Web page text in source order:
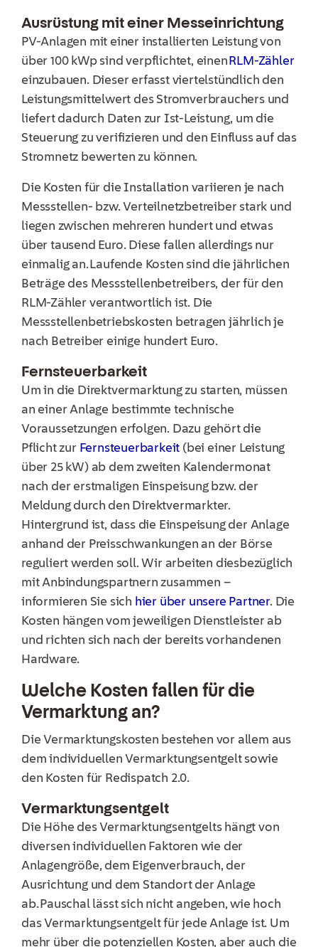
Ausrüstung mit einer Messeinrichtung
PV-Anlagen mit einer installierten Leistung von
über 100 kWp sind verpflichtet, einenRLM-Zähler
einzubauen. Dieser erfasst viertelstündlich den
Leistungsmittelwert des Stromverbrauchers und
liefert dadurch Daten zur Ist-Leistung, um die
Steuerung zu verifizieren und den Einfluss auf das
Stromnetz bewerten zu können.
Die Kosten für die Installation variieren je nach
Messstellen- bzw. Verteilnetzbetreiber stark und
liegen zwischen mehreren hundert und etwas
über tausend Euro. Diese fallen allerdings nur
einmalig an. Laufende Kosten sind die jährlichen
Beträge des Messstellenbetreibers, der für den
RLM-Zähler verantwortlich ist. Die
Messstellenbetriebskosten betragen jährlich je
nach Betreiber einige hundert Euro.
Fernsteuerbarkeit
Um in die Direktvermarktung zu starten, müssen
an einer Anlage bestimmte technische
Voraussetzungen erfolgen. Dazu gehört die
Pflicht zur Fernsteuerbarkeit (bei einer Leistung
über 25 kW)ab dem zweiten Kalendermonat
nach der erstmaligen Einspeisung bzw. der
Meldung durch den Direktvermarkter.
Hintergrund ist, dass die Einspeisung der Anlage
anhand der Preisschwankungen an der Börse
reguliert werden soll. Wir arbeiten diesbezüglich
mitAnbindungspartnern zusammen –
informieren Sie sich hier über unsere Partner. Die
Kosten hängen vom jeweiligen Dienstleister ab
und richten sich nach der bereits vorhandenen
Hardware.
Welche Kosten fallen für die
Vermarktung an?
Die Vermarktungskosten bestehen vor allem aus
dem individuellen Vermarktungsentgelt sowie
den Kosten für Redispatch 2.0.
Vermarktungsentgelt
Die Höhe desVermarktungsentgelts hängt von
diversen individuellen Faktoren wie der
Anlagengröße, dem Eigenverbrauch, der
Ausrichtung und dem Standort der Anlage
ab. Pauschal lässt sich nicht angeben, wie hoch
das Vermarktungsentgelt für jede Anlage ist. Um
mehr über die potenziellen Kosten, aber auch die